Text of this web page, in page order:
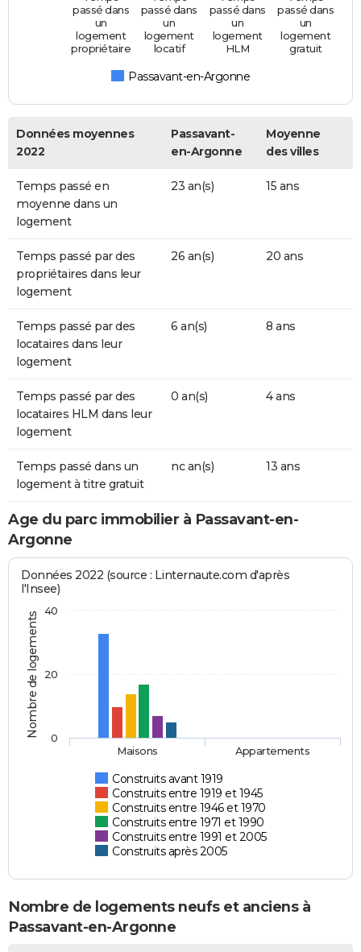
Passavant-en-Argonne
passé dans
un
logement
propriétaire
passé dans
un
logement
locatif
passé dans
un
logement
HLM
passé dans
un
logement
gratuit
Données moyennes
2022
Passavant-
en-Argonne
Moyenne
des villes
Temps passé en
moyenne dans un
logement
23 an(s) 15 ans
Temps passé par des
propriétaires dans leur
logement
26 an(s) 20 ans
Temps passé par des
locataires dans leur
logement
6 an(s) 8 ans
Temps passé par des
locataires HLM dans leur
logement
0 an(s) 4 ans
Temps passé dans un
logement à titre gratuit
nc an(s) 13 ans
Age du parc immobilier à Passavant-en-
Argonne
Nombre de logements
Données 2022 (source : Linternaute.com d'après
l'Insee)
Construits avant 1919
Construits entre 1919 et 1945
Construits entre 1946 et 1970
Construits entre 1971 et 1990
Construits entre 1991 et 2005
Construits après 2005
Maisons Appartements
0
20
40
Nombre de logements neufs et anciens à
Passavant-en-Argonne